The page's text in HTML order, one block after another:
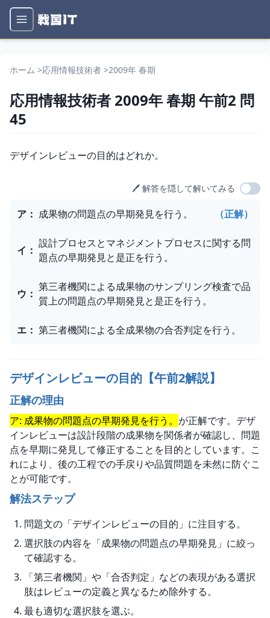
ホーム >応用情報技術者 >2009年 春期
応用情報技術者 2009年 春期午前2 問
45
問題文
デザインレビューの目的はどれか。
🖊️ 解答を隠して解いてみる
選択肢
ア ： 成果物の問題点の早期発見を行う。 （正解）
イ ：
設計プロセスとマネジメントプロセスに関する問
題点の早期発見と是正を行う。
ウ ：
第三者機関による成果物のサンプリング検査で品
質上の問題点の早期発見と是正を行う。
エ ： 第三者機関による全成果物の合否判定を行う。
デザインレビューの目的【午前2解説】
正解の理由
ア: 成果物の問題点の早期発見を行う。 が正解です。デザ
インレビューは設計段階の成果物を関係者が確認し、問題
点を早期に発見して修正することを目的としています。こ
れにより、後の工程での手戻りや品質問題を未然に防ぐこ
とが可能です。
解法ステップ
問題文の「デザインレビューの目的」に注目する。
選択肢の内容を「成果物の問題点の早期発見」に絞っ
て確認する。
「第三者機関」や「合否判定」などの表現がある選択
肢はレビューの定義と異なるため除外する。
最も適切な選択肢を選ぶ。